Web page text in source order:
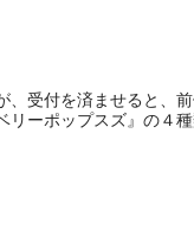
受付を済ませると、
ーポップスズ』の４